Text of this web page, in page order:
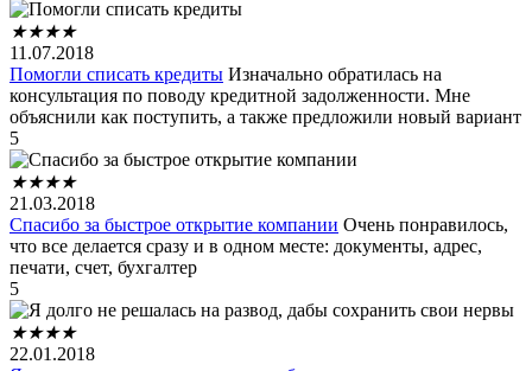
★★★★
11.07.2018
Помогли списать кредиты Изначально обратилась на
консультация по поводу кредитной задолженности. Мне
объяснили как поступить, а также предложили новый вариант
5
★★★★
21.03.2018
Спасибо за быстрое открытие компании Очень понравилось,
что все делается сразу и в одном месте: документы, адрес,
печати, счет, бухгалтер
5
★★★★
22.01.2018